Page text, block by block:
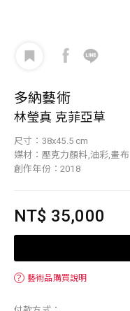
多納藝術
林瑩真 克菲亞草
尺寸：38x45.5 cm
媒材：壓克力顏料,油彩,畫布
創作年份：2018
NT$ 35,000
？ 藝術品購買說明